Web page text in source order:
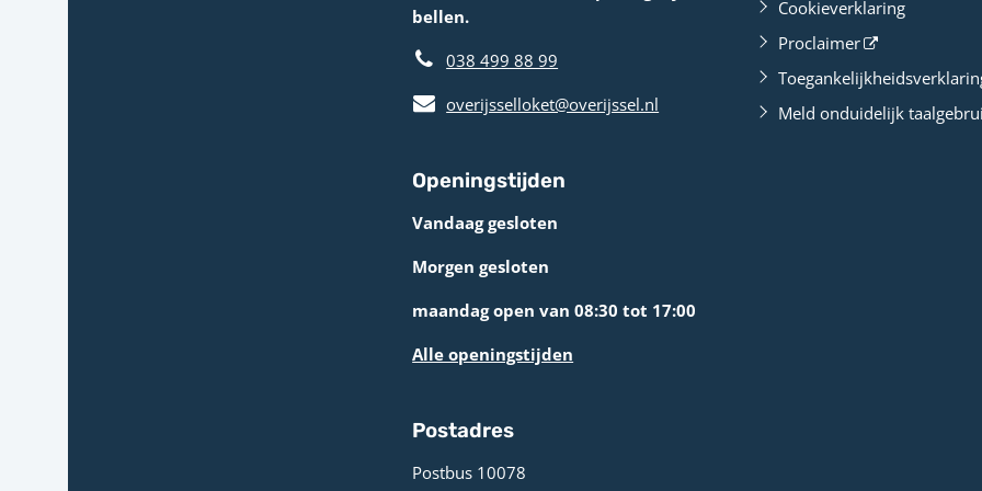
bellen.
038 499 88 99
overijsselloket@overijssel.nl
Openingstijden
Vandaag gesloten
Morgen gesloten
maandag open van 08:30 tot 17:00
Alle openingstijden
Postadres
Postbus 10078 ­
Cookieverklaring
Proclaimer
Meld onduidelijk